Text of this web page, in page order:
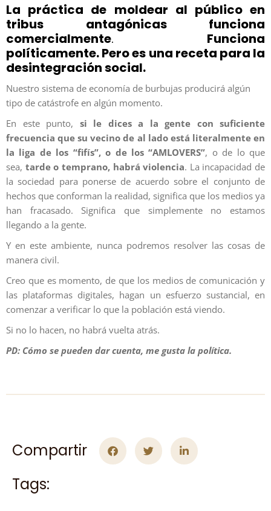
La práctica de moldear al público en
tribus antagónicas funciona
comercialmente. Funciona
políticamente. Pero es una receta para la
desintegración social.
Nuestro sistema de economía de burbujas producirá algún
tipo de catástrofe en algún momento.
En este punto, si le dices a la gente con suficiente
frecuencia que su vecino de al lado está literalmente en
la liga de los “fifís”, o de los “AMLOVERS”, o de lo que
sea, tarde o temprano, habrá violencia. La incapacidad de
la sociedad para ponerse de acuerdo sobre el conjunto de
hechos que conforman la realidad, significa que los medios ya
han fracasado. Significa que simplemente no estamos
llegando a la gente.
Y en este ambiente, nunca podremos resolver las cosas de
manera civil.
Creo que es momento, de que los medios de comunicación y
las plataformas digitales, hagan un esfuerzo sustancial, en
comenzar a verificar lo que la población está viendo.
Si no lo hacen, no habrá vuelta atrás.
PD: Cómo se pueden dar cuenta, me gusta la política.
Compartir
Tags: